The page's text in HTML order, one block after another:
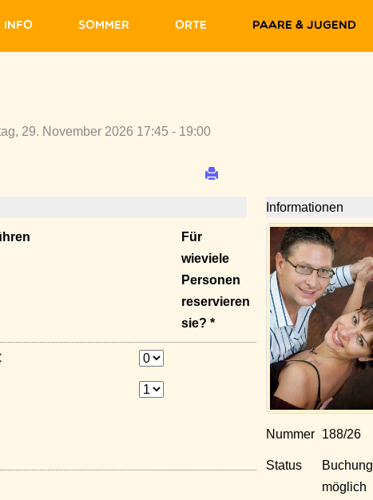
Info Sommer Orte Paare & Jugend
29. November 2026 17:45 - 19:00
Für
wieviele
Personen
reservieren
sie? *
Informationen
Nummer 188/26
Status
Buchung
möglich